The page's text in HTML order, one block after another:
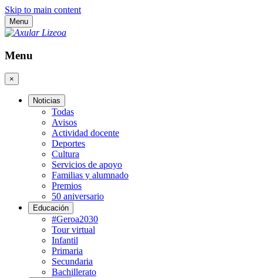
Skip to main content
Menu
Menu
×
Noticias
Todas
Avisos
Actividad docente
Deportes
Cultura
Servicios de apoyo
Familias y alumnado
Premios
50 aniversario
Educación
#Geroa2030
Tour virtual
Infantil
Primaria
Secundaria
Bachillerato